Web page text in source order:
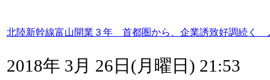
北陸新幹線富山開業３年 首都圏から、企業誘致好調続く
2018年 3月 26日(月曜日) 21:53